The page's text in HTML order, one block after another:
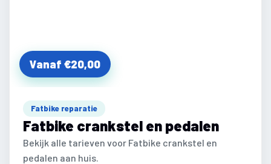
Vanaf €20,00
Fatbike reparatie
Fatbike crankstel en pedalen
Bekijk alle tarieven voor Fatbike crankstel en
pedalen aan huis.